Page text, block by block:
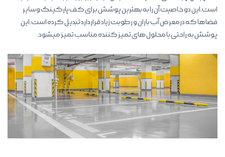
است.این دو خاصیت آن را به بهترین پوشش برای کف پارکینگ وسایر
فضاها که درمعرض آب باران و رطوبت زیاد قراردارد تبدیل کرده است.این
پوشش به راحتی با محلول های تمیز کننده مناسب تمیز میشود.